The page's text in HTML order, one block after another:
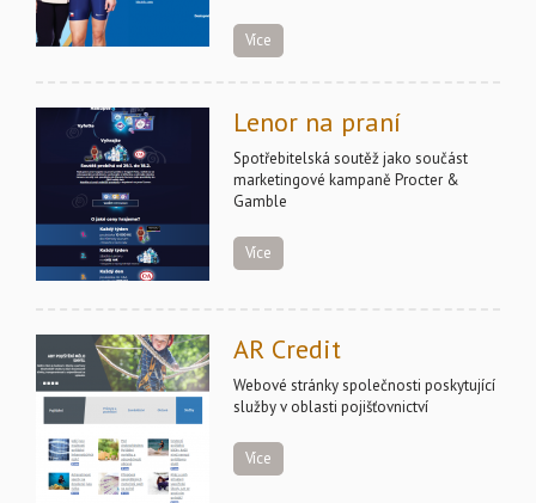
Více
Lenor na praní
Spotřebitelská soutěž jako součást
marketingové kampaně Procter &
Gamble
Více
AR Credit
Webové stránky společnosti poskytující
služby v oblasti pojišťovnictví
Více